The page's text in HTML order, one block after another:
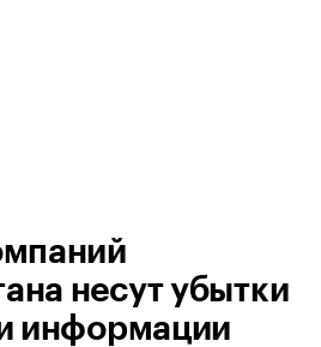
несут убытки
информации